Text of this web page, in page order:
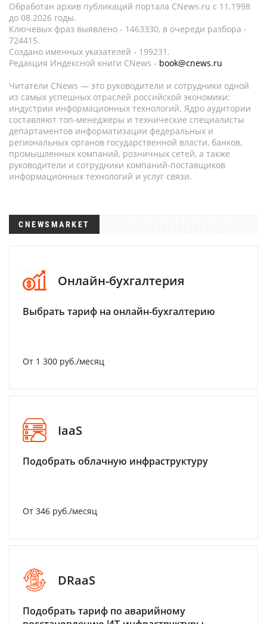
Обработан архив публикаций портала CNews.ru c 11.1998
до 08.2026 годы.
Ключевых фраз выявлено - 1463330, в очереди разбора -
724415.
Создано именных указателей - 199231.
Редакция Индексной книги CNews - book@cnews.ru
Читатели CNews — это руководители и сотрудники одной
из самых успешных отраслей российской экономики:
индустрии информационных технологий. Ядро аудитории
составляют топ-менеджеры и технические специалисты
департаментов информатизации федеральных и
региональных органов государственной власти, банков,
промышленных компаний, розничных сетей, а также
руководители и сотрудники компаний-поставщиков
информационных технологий и услуг связи.
CNEWSMARKET
Онлайн-бухгалтерия
Выбрать тариф на онлайн-бухгалтерию
От 1 300 руб./месяц
IaaS
Подобрать облачную инфраструктуру
От 346 руб./месяц
DRaaS
Подобрать тариф по аварийному